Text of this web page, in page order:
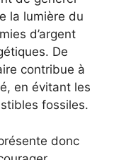
la lumière du
d’argent
De
contribue à
en évitant les
fossiles.
donc